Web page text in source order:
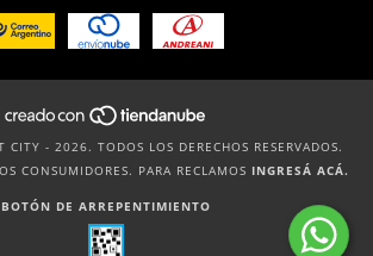
CITY - 2026. TODOS LOS DERECHOS RESERVADOS.
CONSUMIDORES. PARA RECLAMOS INGRESÁ ACÁ.
BOTÓN DE ARREPENTIMIENTO